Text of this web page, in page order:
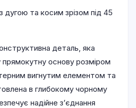
дугою та косим зрізом під 45
деталь, яка
прямокутну основу розміром
вигнутим елементом та
в глибокому чорному
надійне з’єднання